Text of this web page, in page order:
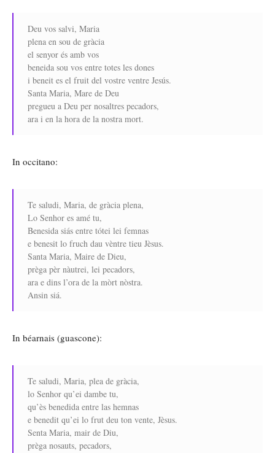
Deu vos salvi, Maria
plena en sou de gràcia
el senyor és amb vos
beneida sou vos entre totes les dones
i beneit es el fruit del vostre ventre Jesús.
Santa Maria, Mare de Deu
pregueu a Deu per nosaltres pecadors,
ara i en la hora de la nostra mort.
In occitano:
Te saludi, Maria, de gràcia plena,
Lo Senhor es amé tu,
Benesida siás entre tótei lei femnas
e benesit lo fruch dau vèntre tieu Jèsus.
Santa Maria, Maire de Dieu,
prèga pèr nàutrei, lei pecadors,
ara e dins l’ora de la mòrt nòstra.
Ansin siá.
In béarnais (guascone):
Te saludi, Maria, plea de gràcia,
lo Senhor qu’ei dambe tu,
qu’ès benedida entre las hemnas
e benedit qu’ei lo frut deu ton vente, Jèsus.
Senta Maria, mair de Diu,
prèga nosauts, pecadors,